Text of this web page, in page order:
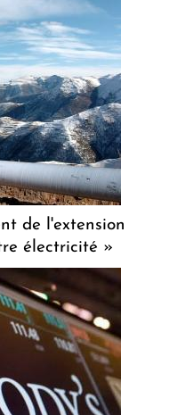
de l'extension
électricité »